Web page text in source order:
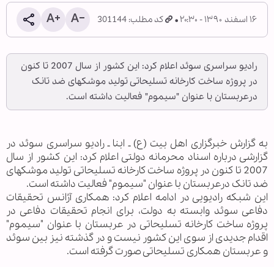
۱۶ اسفند ۱۳۹۰ - ۲۰:۳۰ کد مطلب: 301144
رادیو سراسری سوئد اعلام کرد: این کشور از سال 2007 تا کنون
در پروژه ساخت کارخانه تسلیحاتی تولید موشک‎های ضد تانک
درعربستان با عنوان "سیموم" فعالیت داشته است.
به گزارش خبرگزاری اهل بیت (ع) ـ ابنا ـ رادیو سراسری سوئد در
گزارشی درباره اسناد محرمانه دولتی اعلام کرد: این کشور از سال
2007 تا کنون در پروژه ساخت کارخانه تسلیحاتی تولید موشک‎های
ضد تانک درعربستان با عنوان "سیموم" فعالیت داشته است.
این شبکه رادیویی در ادامه اعلام کرد: همکاری آژانس تحقیقات
دفاعی سوئد وابسته به دولت، برای انجام تحقیقات دفاعی در
پروژه ساخت کارخانه تسلیحاتی در عربستان با عنوان "سیموم"
اقدام جدیدی از سوی این کشور نیست و در گذشته نیز بین سوئد
و عربستان همکاری تسلیحاتی صورت گرفته است.